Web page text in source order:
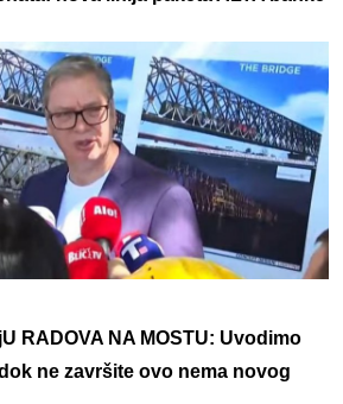
RADOVA NA MOSTU: Uvodimo
ne završite ovo nema novog